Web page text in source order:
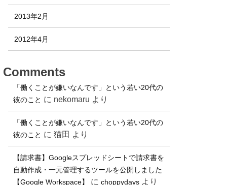
2013年2月
2012年4月
Comments
「働くことが嫌いなんです」という若い20代の
彼のこと に nekomaru より
「働くことが嫌いなんです」という若い20代の
彼のこと に 猫田 より
【請求書】Googleスプレッドシートで請求書を
自動作成・一元管理するツールを公開しました
【Google Workspace】
に choppydays より